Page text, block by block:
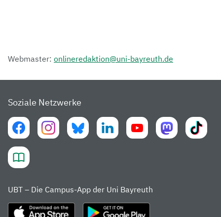
Webmaster: onlineredaktion@uni-bayreuth.de
Soziale Netzwerke
UBT – Die Campus-App der Uni Bayreuth